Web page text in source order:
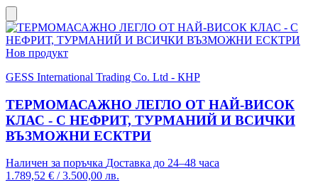
Нов продукт
GESS International Trading Co. Ltd - КНР
ТЕРМОМАСАЖНО ЛЕГЛО ОТ НАЙ-ВИСОК
КЛАС - С НЕФРИТ, ТУРМАНИЙ И ВСИЧКИ
ВЪЗМОЖНИ ЕСКТРИ
Наличен за поръчка Доставка до 24–48 часа
1.789,52 € / 3.500,00 лв.